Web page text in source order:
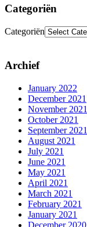
Categoriën
Categoriën
Archief
January 2022
December 2021
November 2021
October 2021
September 2021
August 2021
July 2021
June 2021
May 2021
April 2021
March 2021
February 2021
January 2021
December 2020